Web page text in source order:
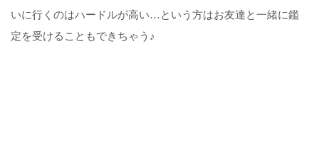
いに行くのはハードルが高い…という方はお友達と一緒に鑑
定を受けることもできちゃう♪